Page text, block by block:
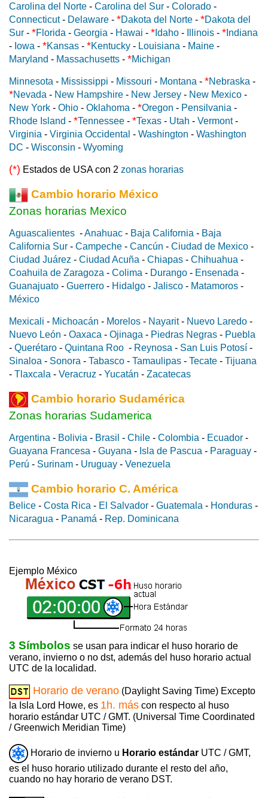
Carolina del Norte - Carolina del Sur - Colorado -
Connecticut- Delaware - *Dakota del Norte - *Dakota del
Sur - *Florida - Georgia - Hawai - * Idaho - Illinois - * Indiana
- Iowa - *Kansas - *Kentucky - Louisiana - Maine -
Maryland - Massachusetts - *Michigan
Minnesota - Mississippi - Missouri - Montana - *Nebraska -
*Nevada - New Hampshire - New Jersey - New Mexico -
New York - Ohio - Oklahoma - *Oregon - Pensilvania -
Rhode Island - *Tennessee - *Texas - Utah - Vermont-
Virginia - Virginia Occidental - Washington - Washington
DC - Wisconsin - Wyoming
(*) Estados de USA con 2 zonas horarias
Cambio horario México
Zonas horarias Mexico
Aguascalientes -Anahuac - Baja California - Baja
California Sur - Campeche - Cancún - Ciudad de Mexico -
Ciudad Juárez - Ciudad Acuña - Chiapas - Chihuahua -
Coahuila de Zaragoza - Colima - Durango - Ensenada -
Guanajuato - Guerrero - Hidalgo - Jalisco - Matamoros -
México
Mexicali - Michoacán - Morelos - Nayarit- Nuevo Laredo -
Nuevo León - Oaxaca - Ojinaga - Piedras Negras - Puebla
- Querétaro - Quintana Roo - Reynosa - San Luis Potosí -
Sinaloa - Sonora - Tabasco - Tamaulipas - Tecate - Tijuana
- Tlaxcala - Veracruz - Yucatán - Zacatecas
Cambio horario Sudamérica
Zonas horarias Sudamerica
Argentina - Bolivia - Brasil - Chile - Colombia - Ecuador -
Guayana Francesa - Guyana - Isla de Pascua - Paraguay -
Perú - Surinam - Uruguay - Venezuela
Cambio horario C. América
Belice - Costa Rica - El Salvador - Guatemala - Honduras -
Nicaragua - Panamá - Rep. Dominicana
Ejemplo México
3 Símbolos se usan para indicar el huso horario de
verano, invierno o no dst, además del huso horario actual
UTC de la localidad.
Horario de verano (Daylight Saving Time) Excepto
la Isla Lord Howe, es 1h. más con respecto al huso
horario estándar UTC / GMT. (Universal Time Coordinated
/ Greenwich Meridian Time)
Horario de invierno u Horario estándar UTC / GMT,
es el huso horario utilizado durante el resto del año,
cuando no hay horario de verano DST.